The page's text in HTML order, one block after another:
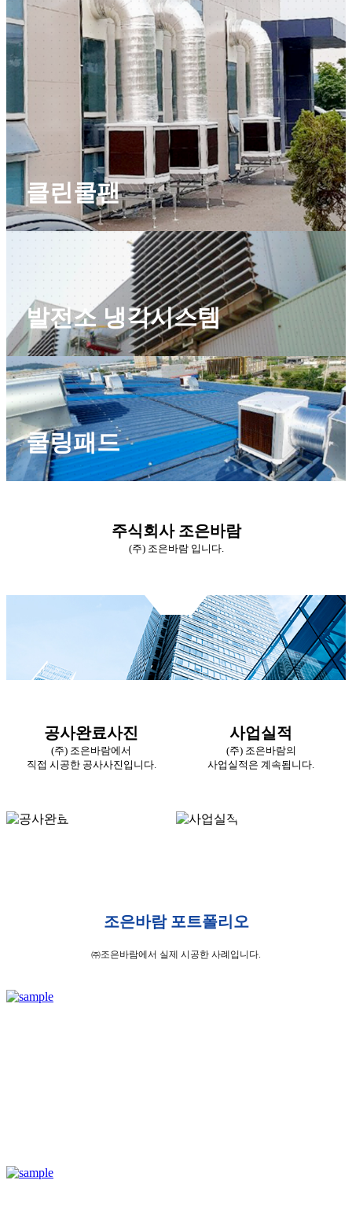
클린쿨팬
발전소 냉각시스템
쿨링패드
주식회사 조은바람
(주) 조은바람 입니다.
공사완료사진
(주) 조은바람에서
직접 시공한 공사사진입니다.
사업실적
(주) 조은바람의
사업실적은 계속됩니다.
조은바람 포트폴리오
㈜조은바람에서 실제 시공한 사례입니다.